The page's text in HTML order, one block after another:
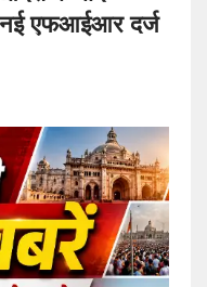
नई एफआईआर दर्ज